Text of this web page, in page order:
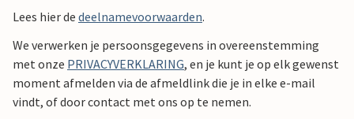
Lees hier de deelnamevoorwaarden.
We verwerken je persoonsgegevens in overeenstemming
met onze PRIVACYVERKLARING, en je kunt je op elk gewenst
moment afmelden via de afmeldlink die je in elke e-mail
vindt, of door contact met ons op te nemen.